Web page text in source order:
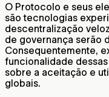
O Protocolo e seus
são tecnologias
descentralização
de governança serão
Consequentemente,
funcionalidade
sobre a aceitação e
globais.